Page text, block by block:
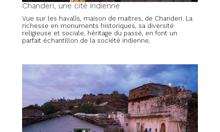
Chanderi, une cité indienne
Vue sur les havalîs, maison de maitres, de Chanderi. La
richesse en monuments historiques, sa diversité
religieuse et sociale, héritage du passé, en font un
parfait échantillon de la société indienne.